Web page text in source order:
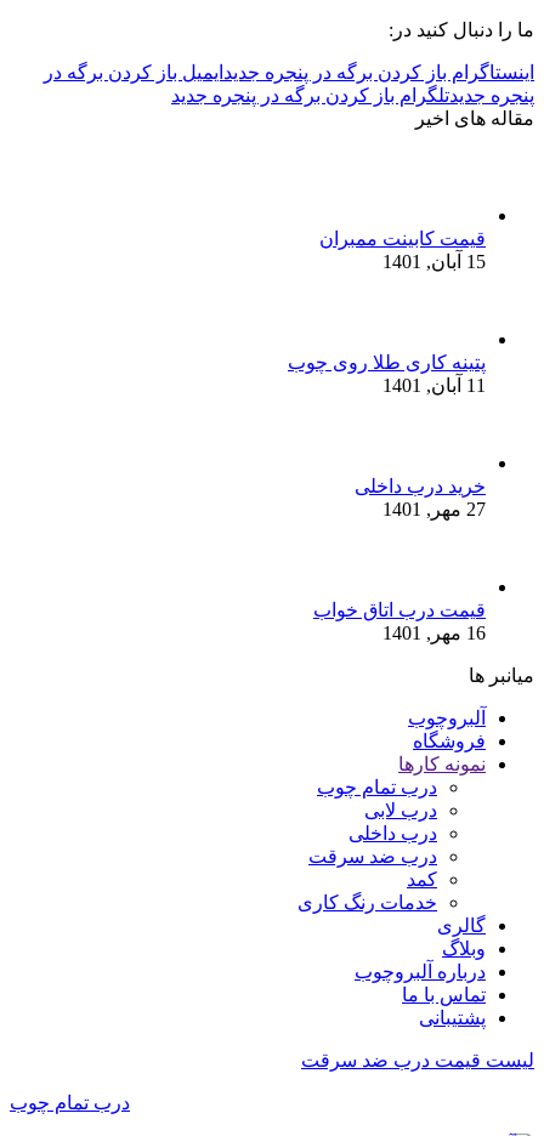
ما را دنبال کنید در:
اینستاگرام باز کردن برگه در پنجره جدید ایمیل باز کردن برگه در
پنجره جدیدتلگرام باز کردن برگه در پنجره جدید
مقاله های اخیر
قیمت کابینت ممبران
15 آبان, 1401
پتینه کاری طلا روی چوب
11 آبان, 1401
خرید درب داخلی
27 مهر, 1401
قیمت درب اتاق خواب
16 مهر, 1401
میانبر ها
آلبروچوب
فروشگاه
نمونه کارها
درب تمام چوب
درب لابی
درب داخلی
درب ضد سرقت
کمد
خدمات رنگ کاری
گالری
وبلاگ
درباره آلبروچوب
تماس با ما
پشتیبانی
لیست قیمت درب ضد سرقت
درب تمام چوب